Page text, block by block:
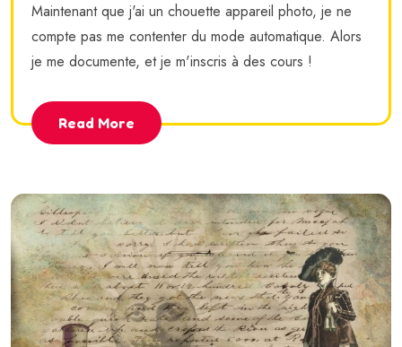
Maintenant que j'ai un chouette appareil photo, je ne
compte pas me contenter du mode automatique. Alors
je me documente, et je m'inscris à des cours !
Read More